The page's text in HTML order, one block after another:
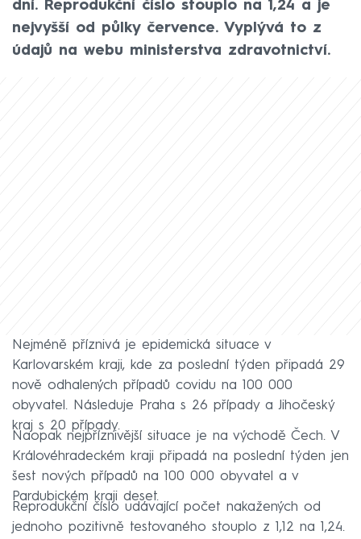
dní. Reprodukční číslo stouplo na 1,24 a je
nejvyšší od půlky července. Vyplývá to z
údajů na webu ministerstva zdravotnictví.
Nejméně příznivá je epidemická situace v
Karlovarském kraji, kde za poslední týden připadá 29
nově odhalených případů covidu na 100 000
obyvatel. Následuje Praha s 26 případy a Jihočeský
kraj s 20 případy.
Naopak nejpříznivější situace je na východě Čech. V
Královéhradeckém kraji připadá na poslední týden jen
šest nových případů na 100 000 obyvatel a v
Pardubickém kraji deset.
Reprodukční číslo udávající počet nakažených od
jednoho pozitivně testovaného stouplo z 1,12 na 1,24.